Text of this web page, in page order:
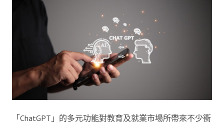
「ChatGPT」的多元功能對教育及就業市場所帶來不少衝